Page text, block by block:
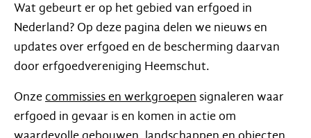
Wat gebeurt er op het gebied van erfgoed in
Nederland? Op deze pagina delen we nieuws en
updates over erfgoed en de bescherming daarvan
door erfgoedvereniging Heemschut.
Onzecommissies en werkgroepen signaleren waar
erfgoed in gevaar is en komen in actie om